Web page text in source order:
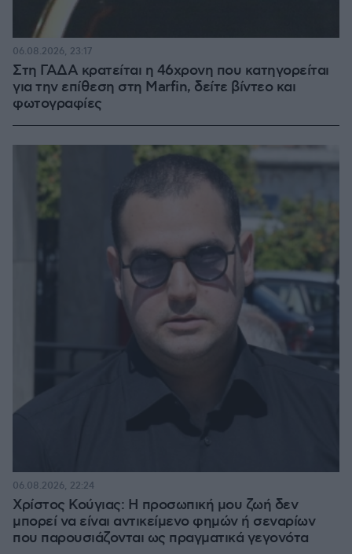
Στη ΓΑΔΑ κρατείται η 46χρονη που κατηγορείται
για την επίθεση στη Marfin, δείτε βίντεο και
φωτογραφίες
06.08.2026, 23:17
Χρίστος Κούγιας: Η προσωπική μου ζωή δεν
μπορεί να είναι αντικείμενο φημών ή σεναρίων
που παρουσιάζονται ως πραγματικά γεγονότα
06.08.2026, 22:24